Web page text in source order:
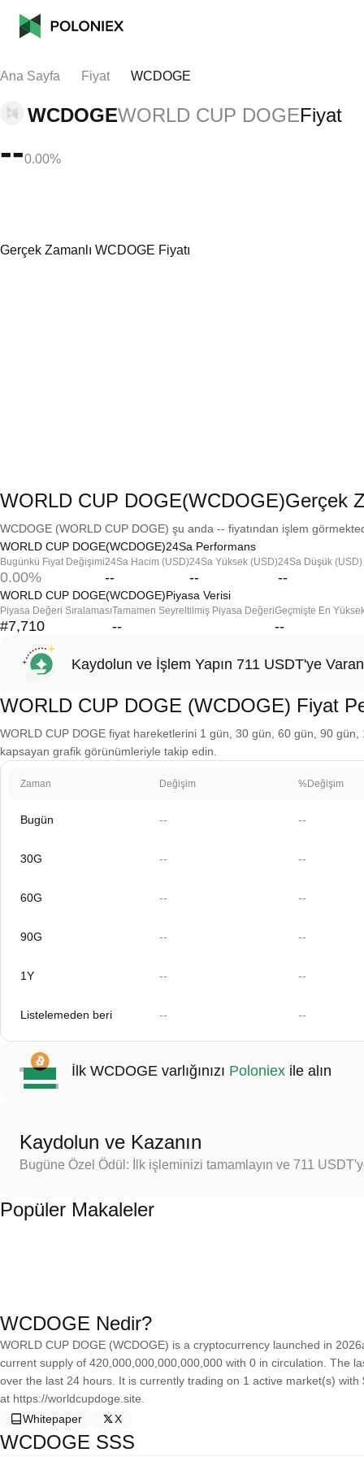
Ana Sayfa Fiyat WCDOGE
WCDOGEWORLD CUP DOGEFiyat
--0.00%
Gerçek Zamanlı WCDOGE Fiyatı
WORLD CUP DOGE(WCDOGE)Gerçek
WCDOGE (WORLD CUP DOGE) şu anda -- fiyatından işlem
WORLD CUP DOGE(WCDOGE)24Sa Performans
Bugünkü Fiyat Değişimi
0.00%
24Sa Hacim (USD)
--
24Sa Yüksek (USD)
--
24Sa Düşük (USD)
--
WORLD CUP DOGE(WCDOGE)Piyasa Verisi
Piyasa Değeri Sıralaması
#7,710
Tamamen Seyreltilmiş Piyasa Değeri
--
Geçmişte En
--
Kaydolun ve İşlem Yapın 711 USDT'ye
WORLD CUP DOGE (WCDOGE) Fiyat
WORLD CUP DOGE fiyat hareketlerini 1 gün, 30 gün, 60 gün, 90
kapsayan grafik görünümleriyle takip edin.
Zaman Değişim %Değişim
Bugün -- --
30G -- --
60G -- --
90G -- --
1Y -- --
Listelemeden beri -- --
İlk WCDOGE varlığınızı Poloniex ile alın
Kaydolun ve Kazanın
Bugüne Özel Ödül: İlk işleminizi tamamlayın ve 711
Popüler Makaleler
WCDOGE Nedir?
WORLD CUP DOGE (WCDOGE) is a cryptocurrency launched in
current supply of 420,000,000,000,000,000 with 0 in circulation. The
over the last 24 hours. It is currently trading on 1 active market(s)
at https://worldcupdoge.site.
Whitepaper
X
WCDOGE SSS